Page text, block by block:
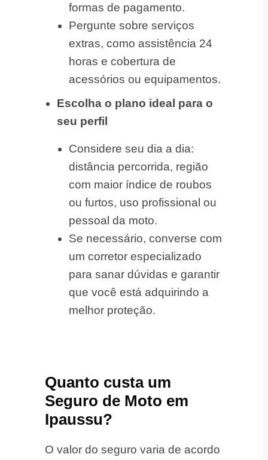
formas de pagamento.
Pergunte sobre serviços
extras, como assistência 24
horas e cobertura de
acessórios ou equipamentos.
Escolha o plano ideal para o
seu perfil
Considere seu dia a dia:
distância percorrida, região
com maior índice de roubos
ou furtos, uso profissional ou
pessoal da moto.
Se necessário, converse com
um corretor especializado
para sanar dúvidas e garantir
que você está adquirindo a
melhor proteção.
Quanto custa um
Seguro de Moto em
Ipaussu?
O valor do seguro varia de acordo